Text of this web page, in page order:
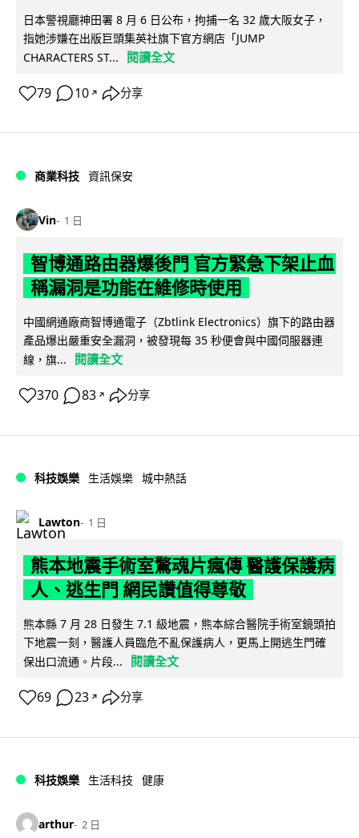
日本警視廳神田署 8 月 6 日公布，拘捕一名 32 歲大阪女子，
指她涉嫌在出版巨頭集英社旗下官方網店「JUMP
CHARACTERS ST...
閱讀全文
79 10 ↗ 分享
商業科技 資訊保安
Vin 1 日
智博通路由器爆後門 官方緊急下架止血
稱漏洞是功能在維修時使用
中國網通廠商智博通電子（Zbtlink Electronics）旗下的路由器
產品爆出嚴重安全漏洞，被發現每 35 秒便會與中國伺服器連
線，旗...
閱讀全文
370 83 ↗ 分享
科技娛樂 生活娛樂 城中熱話
Lawton 1 日
熊本地震手術室驚魂片瘋傳 醫護保護病
人、逃生門 網民讚值得尊敬
熊本縣 7 月 28 日發生 7.1 級地震，熊本綜合醫院手術室鏡頭拍
下地震一刻，醫護人員臨危不亂保護病人，更馬上開逃生門確
保出口流通。片段...
閱讀全文
69 23 ↗ 分享
科技娛樂 生活科技 健康
arthur 2 日